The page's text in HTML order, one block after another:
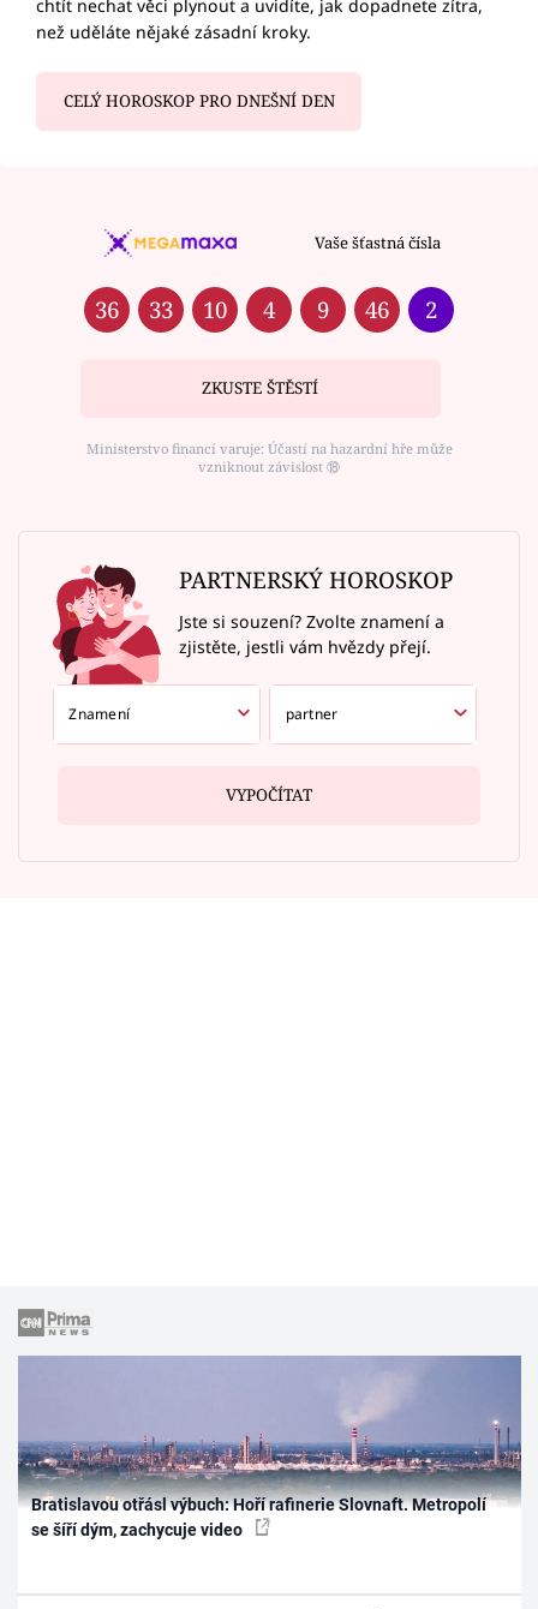
chtít nechat věci plynout a uvidíte, jak dopadnete zítra,
než uděláte nějaké zásadní kroky.
CELÝ HOROSKOP PRO DNEŠNÍ DEN
Vaše šťastná čísla
36 33 10 4 9 46 2
ZKUSTE ŠTĚSTÍ
Ministerstvo financí varuje: Účastí na hazardní hře může
vzniknout závislost ⑱
PARTNERSKÝ HOROSKOP
Jste si souzení? Zvolte znamení a
zjistěte, jestli vám hvězdy přejí.
VYPOČÍTAT
Bratislavou otřásl výbuch: Hoří rafinerie Slovnaft. Metropolí
se šíří dým, zachycuje video